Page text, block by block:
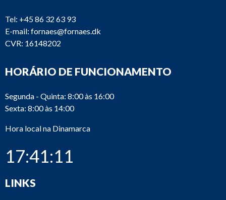
Tel: +45 86 32 63 93
E-mail: fornaes@fornaes.dk
CVR: 16148202
HORÁRIO DE FUNCIONAMENTO
Segunda - Quinta: 8:00 às 16:00
Sexta: 8:00 às 14:00
Hora local na Dinamarca
17:41:11
LINKS